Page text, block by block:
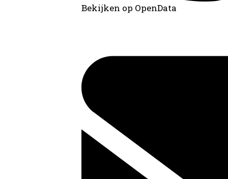
Bekijken op OpenData